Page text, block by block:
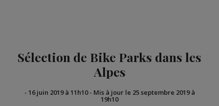
Sélection de Bike Parks dans les
Alpes
- 16 juin 2019 à 11h10- Mis à jour le 25 septembre 2019 à
19h10